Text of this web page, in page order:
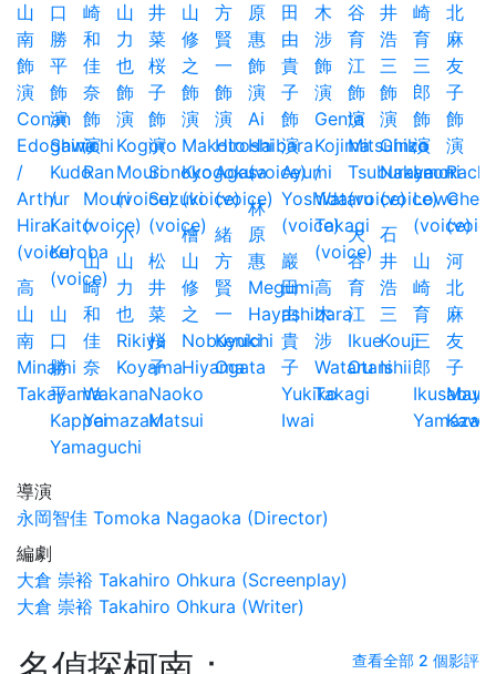
高
山
南
Minami
Takayama
山
口
勝
平
Kappei
Yamaguchi
山
崎
和
佳
奈
Wakana
Yamazaki
小
山
力
也
Rikiya
Koyama
松
井
菜
桜
子
Naoko
Matsui
檜
山
修
之
Nobuyuki
Hiyama
緒
方
賢
一
Kenichi
Ogata
林
原
惠
Megumi
Hayashibara
巖
田
由
貴
子
Yukiko
Iwai
高
木
涉
Wataru
Takagi
大
谷
育
江
Ikue
Otani
石
井
浩
三
Kouji
Ishii
山
崎
育
三
郎
Ikusaburo
Yamazaki
河
北
麻
友
子
導演
永岡智佳 Tomoka Nagaoka (Director)
編劇
大倉 崇裕 Takahiro Ohkura (Screenplay)
大倉 崇裕 Takahiro Ohkura (Writer)
查看全部 2 個影評